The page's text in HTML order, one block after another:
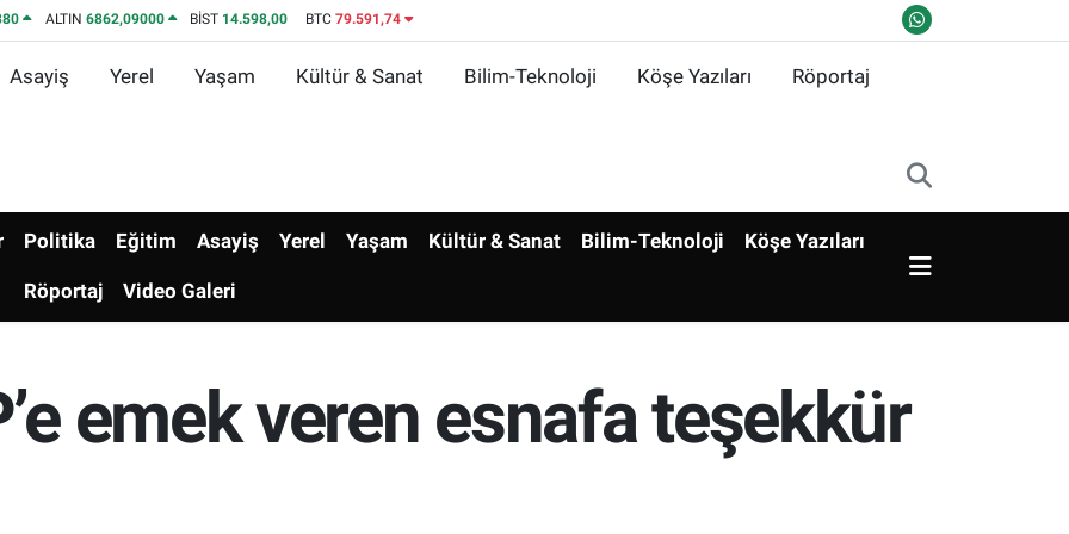
ALTIN 6862,09000 BİST 14.598,00 BTC 79.591,74
Asayiş Yerel Yaşam Kültür & Sanat Bilim-Teknoloji Köşe Yazıları Röportaj
Politika Eğitim Asayiş Yerel Yaşam Kültür & Sanat Bilim-Teknoloji Köşe Yazıları
Röportaj Video Galeri
emek veren esnafa teşekkür